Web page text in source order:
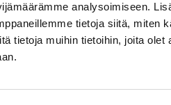
analysoimiseen.
tietoja siitä, miten
tietoja muihin tietoihin, joita olet
Elämäntaidot ja